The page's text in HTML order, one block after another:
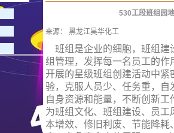
530工段班组园
来源： 黑龙江昊华化工
班组是企业的细胞，班组建
组管理，发挥每一名员工的作
开展的星级班组创建活动中
验，克服人员少、任务重，
自身资源和能量，不断创新
为班组文化、班组建设、员
本增效、修旧利废、节能降